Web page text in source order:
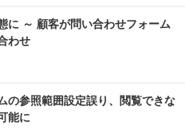
に ～ 顧客が問い合わせフォーム
わせ
の参照範囲設定誤り、閲覧できな
能に